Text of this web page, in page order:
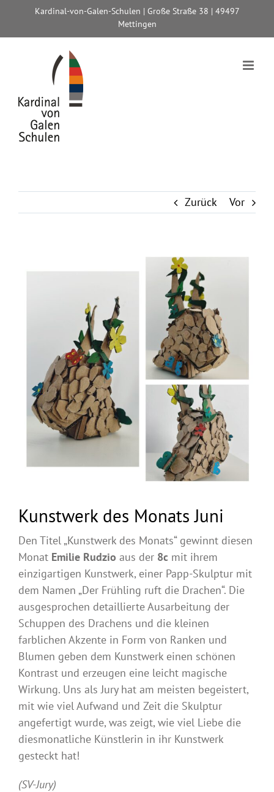
springen
Kardinal-von-Galen-Schulen | Große Straße 38 | 49497
Mettingen
Zurück Vor
Kunstwerk des Monats Juni
Den Titel „Kunstwerk des Monats“ gewinnt diesen
Monat Emilie Rudzio aus der 8c mit ihrem
einzigartigen Kunstwerk, einer Papp-Skulptur mit
dem Namen „Der Frühling ruft die Drachen“. Die
ausgesprochen detaillierte Ausarbeitung der
Schuppen des Drachens und die kleinen
farblichen Akzente in Form von Ranken und
Blumen geben dem Kunstwerk einen schönen
Kontrast und erzeugen eine leicht magische
Wirkung. Uns als Jury hat am meisten begeistert,
mit wie viel Aufwand und Zeit die Skulptur
angefertigt wurde, was zeigt, wie viel Liebe die
diesmonatliche Künstlerin in ihr Kunstwerk
gesteckt hat!
(SV-Jury)